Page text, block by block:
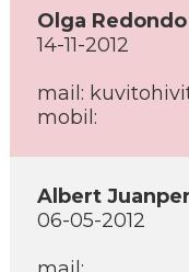
Olga Redondo
14-11-2012
mail:
mobil:
Albert
06-05-2012